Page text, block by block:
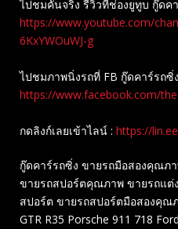
ไปชมคันจริง รีวิวที่ช่องยู​ทูบ​ กู๊ดค
https://www.youtube.com/
6KxYWOuWJ-g
ไปชมภาพนิ่งรถที่ FB กู๊ดคาร์รถซิ่ง
https://www.facebook.com/
กดลิงก์เลยเข้าไลน์ : https://
กู๊ดคาร์รถซิ่ง ขายรถมือสองคุณภ
ขายรถสปอร์ตคุณภาพ ขายรถแต่
สปอร์ต ขายรถสปอร์ตมือสองคุณ
GTR R35 Porsche 911 718